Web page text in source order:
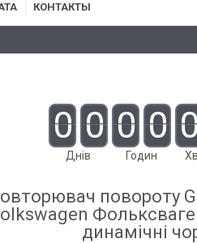
КОНТАКТЫ
0 0
Днів
0 0
Годин
повороту
динамічні